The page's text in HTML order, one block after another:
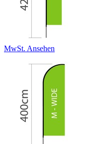
MwSt. Ansehen